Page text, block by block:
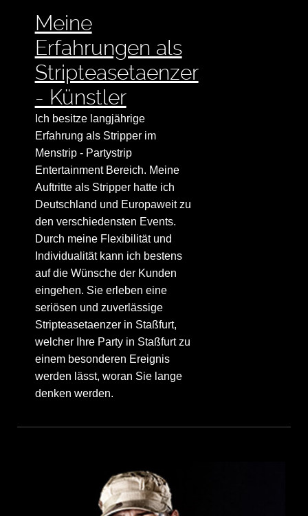
Meine
Erfahrungen als
Stripteasetaenzer
- Künstler
Ich besitze langjährige
Erfahrung als Stripper im
Menstrip - Partystrip
Entertainment Bereich. Meine
Auftritte als Stripper hatte ich
Deutschland und Europaweit zu
den verschiedensten Events.
Durch meine Flexibilität und
Individualität kann ich bestens
auf die Wünsche der Kunden
eingehen. Sie erleben eine
seriösen und zuverlässige
Stripteasetaenzer in Staßfurt,
welcher Ihre Party in Staßfurt zu
einem besonderen Ereignis
werden lässt, woran Sie lange
denken werden.